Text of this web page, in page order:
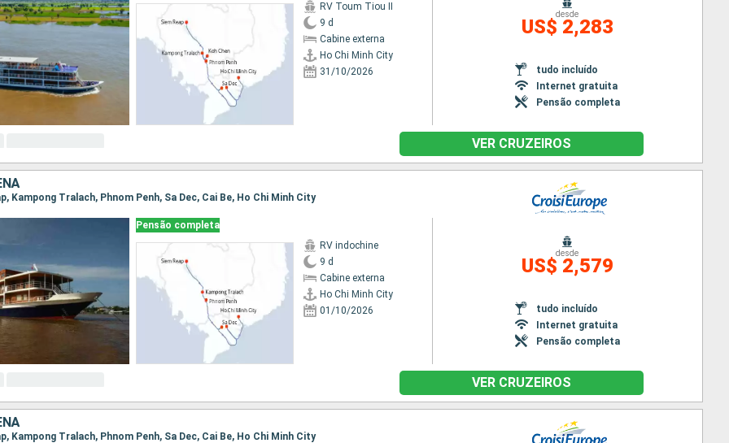
RV Toum Tiou II
9 d
Cabine externa
Ho Chi Minh City
31/10/2026
desde
US$ 2,283
tudo incluído
Internet gratuita
Pensão completa
VER CRUZEIROS
Kampong Tralach, Phnom Penh, Sa Dec, Cai Be, Ho Chi Minh City
Pensão completa
RV indochine
9 d
Cabine externa
Ho Chi Minh City
01/10/2026
desde
US$ 2,579
tudo incluído
Internet gratuita
Pensão completa
VER CRUZEIROS
Kampong Tralach, Phnom Penh, Sa Dec, Cai Be, Ho Chi Minh City